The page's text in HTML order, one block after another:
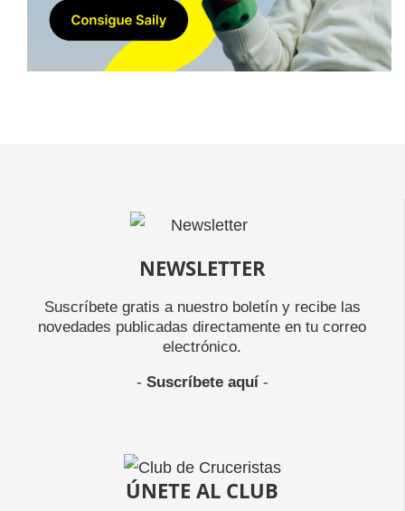
NEWSLETTER
Suscríbete gratis a nuestro boletín y recibe las
novedades publicadas directamente en tu correo
electrónico.
- Suscríbete aquí-
ÚNETE AL CLUB